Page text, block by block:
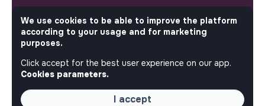
FOLLOW US
© 2026 jobs that makesense.
We use cookies to be able to improve the platform
according to your usage and for marketing
purposes.
Click accept for the best user experience on our app.
Cookies parameters.
I accept